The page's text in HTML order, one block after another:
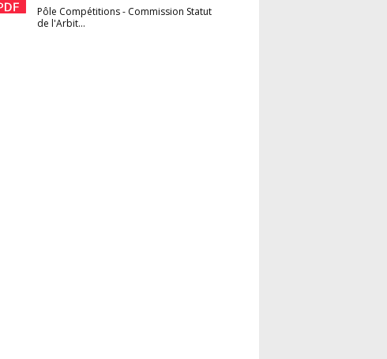
Pôle Compétitions- Commission Statut
de l'Arbit...